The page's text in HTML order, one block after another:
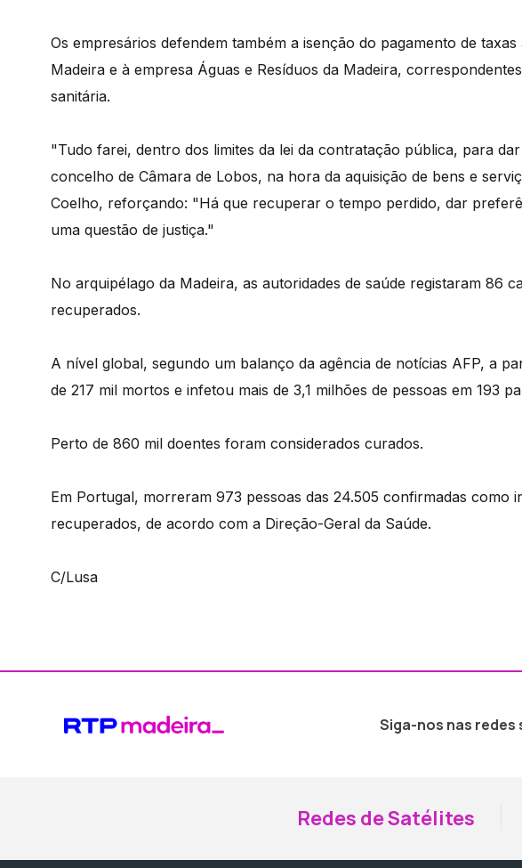
Os empresários defendem também a isenção do pagamento de
Madeira e à empresa Águas e Resíduos da Madeira,
sanitária.
"Tudo farei, dentro dos limites da lei da contratação pública, para
concelho de Câmara de Lobos, na hora da aquisição de bens e
Coelho, reforçando: "Há que recuperar o tempo perdido, dar
uma questão de justiça."
No arquipélago da Madeira, as autoridades de saúde registaram 86
recuperados.
A nível global, segundo um balanço da agência de notícias AFP, a
de 217 mil mortos e infetou mais de 3,1 milhões de pessoas em 193
Perto de 860 mil doentes foram considerados curados.
Em Portugal, morreram 973 pessoas das 24.505 confirmadas como
recuperados, de acordo com a Direção-Geral da Saúde.
C/Lusa
Siga-nos nas redes
Redes de Satélites